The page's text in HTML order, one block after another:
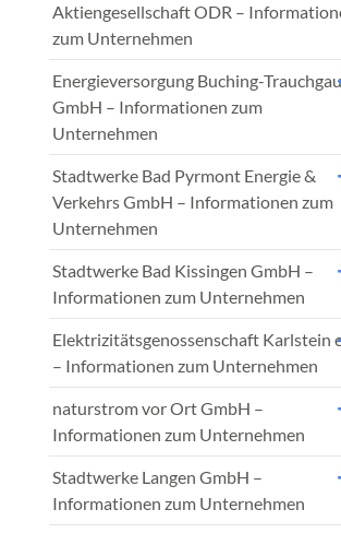
Aktiengesellschaft ODR –
zum Unternehmen
Energieversorgung Buching-Trauchgau
GmbH – Informationen zum
Unternehmen
Stadtwerke Bad Pyrmont Energie &
Verkehrs GmbH – Informationen zum
Unternehmen
Stadtwerke Bad Kissingen GmbH –
Informationen zum Unternehmen
Elektrizitätsgenossenschaft Karlstein
– Informationen zum Unternehmen
naturstrom vor Ort GmbH –
Informationen zum Unternehmen
Stadtwerke Langen GmbH –
Informationen zum Unternehmen